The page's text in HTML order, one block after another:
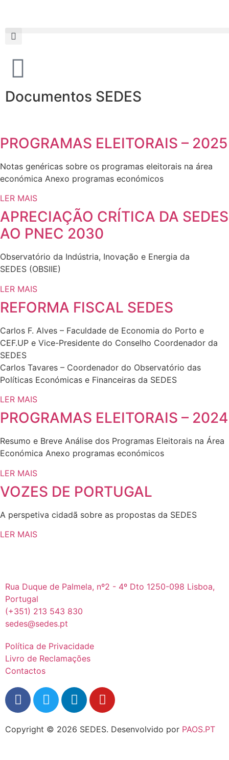
Documentos SEDES
PROGRAMAS ELEITORAIS – 2025
Notas genéricas sobre os programas eleitorais na área
económica Anexo programas económicos
LER MAIS
APRECIAÇÃO CRÍTICA DA SEDES
AO PNEC 2030
Observatório da Indústria, Inovação e Energia da
SEDES (OBSIIE)
LER MAIS
REFORMA FISCAL SEDES
Carlos F. Alves – Faculdade de Economia do Porto e
CEF.UP e Vice-Presidente do Conselho Coordenador da
SEDES
Carlos Tavares – Coordenador do Observatório das
Políticas Económicas e Financeiras da SEDES
LER MAIS
PROGRAMAS ELEITORAIS – 2024
Resumo e Breve Análise dos Programas Eleitorais na Área
Económica Anexo programas económicos
LER MAIS
VOZES DE PORTUGAL
A perspetiva cidadã sobre as propostas da SEDES
LER MAIS
Rua Duque de Palmela, nº2 - 4º Dto 1250-098 Lisboa,
Portugal
(+351) 213 543 830
sedes@sedes.pt
Política de Privacidade
Livro de Reclamações
Contactos
Copyright © 2026 SEDES. Desenvolvido por PAOS.PT